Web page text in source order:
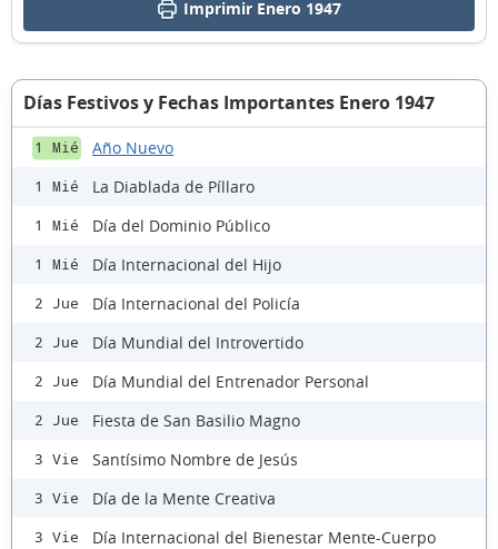
Imprimir Enero 1947
Días Festivos y Fechas Importantes Enero 1947
1 Mié Año Nuevo
1 Mié La Diablada de Píllaro
1 Mié Día del Dominio Público
1 Mié Día Internacional del Hijo
2 Jue Día Internacional del Policía
2 Jue Día Mundial del Introvertido
2 Jue Día Mundial del Entrenador Personal
2 Jue Fiesta de San Basilio Magno
3 Vie Santísimo Nombre de Jesús
3 Vie Día de la Mente Creativa
3 Vie Día Internacional del Bienestar Mente-Cuerpo